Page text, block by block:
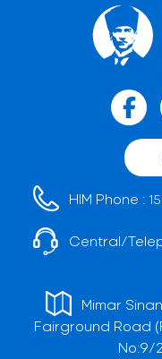
HIM Phone :
Central/
Mimar
Fairground Road
No:9/